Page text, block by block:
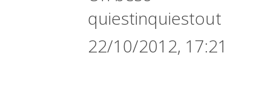
quiestinquiestout
22/10/2012, 17:21